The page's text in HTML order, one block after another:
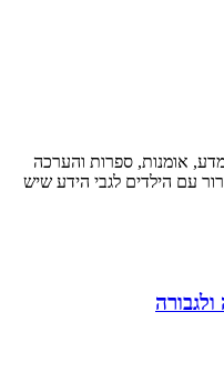
אומנות, ספרות והערכה
1: מהי טביעת אצבע?1. בירור עם הילדים לגבי הידע שיש